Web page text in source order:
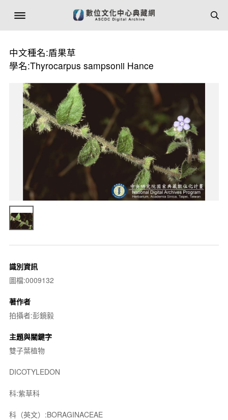
中文種名:盾果草
學名:Thyrocarpus sampsonii Hance
識別資訊
圖檔:0009132
著作者
拍攝者:彭鏡毅
主題與關鍵字
雙子葉植物
DICOTYLEDON
科:紫草科
科（英文）:BORAGINACEAE